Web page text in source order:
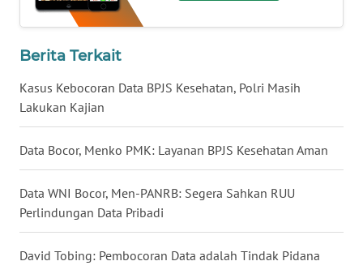
Berita Terkait
Kasus Kebocoran Data BPJS Kesehatan, Polri Masih
Lakukan Kajian
Data Bocor, Menko PMK: Layanan BPJS Kesehatan Aman
Data WNI Bocor, Men-PANRB: Segera Sahkan RUU
Perlindungan Data Pribadi
David Tobing: Pembocoran Data adalah Tindak Pidana
WN
SULTRA
NTB
WN
SULTENG
WN
SULBAR
WN